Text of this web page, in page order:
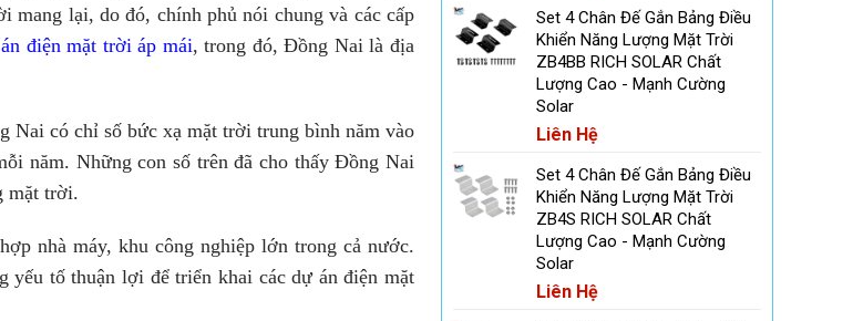
lại, do đó, chính phủ nói chung và các cấp
điện mặt trời áp mái, trong đó, Đồng Nai là địa
Nai có chỉ số bức xạ mặt trời trung bình năm vào
năm. Những con số trên đã cho thấy Đồng Nai
mặt trời.
nhà máy, khu công nghiệp lớn trong cả nước.
tố thuận lợi để triển khai các dự án điện mặt
Set 4 Chân Đế Gắn Bảng Điều
Khiển Năng Lượng Mặt Trời
ZB4BB RICH SOLAR Chất
Lượng Cao - Mạnh Cường
Solar
Liên Hệ
Set 4 Chân Đế Gắn Bảng Điều
Khiển Năng Lượng Mặt Trời
ZB4S RICH SOLAR Chất
Lượng Cao - Mạnh Cường
Solar
Liên Hệ